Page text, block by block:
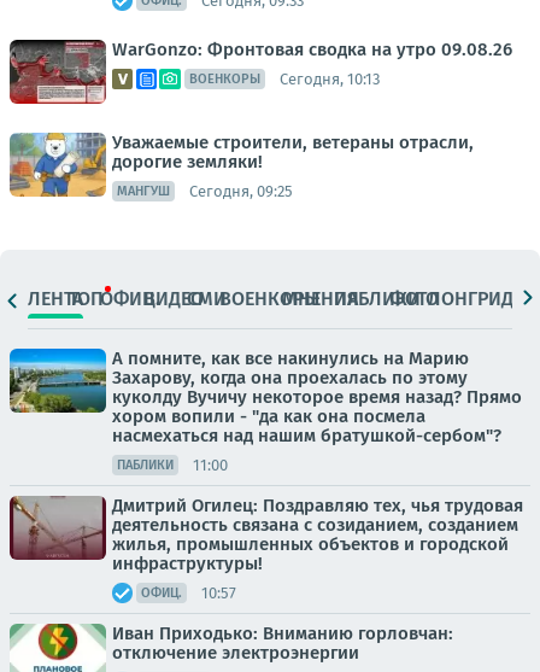
WarGonzo: Фронтовая сводка на утро 09.08.26
ВОЕНКОРЫ Сегодня, 10:13
Уважаемые строители, ветераны отрасли,
дорогие земляки!
МАНГУШ Сегодня, 09:25
ЛЕНТАТОПОФИЦ.ВИДЕОСМИВОЕНКОРЫМНЕНИЯПАБЛИКИ
ФОТОЛОНГРИДЫ
А помните, как все накинулись на Марию
Захарову, когда она проехалась по этому
куколду Вучичу некоторое время назад? Прямо
хором вопили - "да как она посмела
насмехаться над нашим братушкой-сербом"?
ПАБЛИКИ 11:00
Дмитрий Огилец: Поздравляю тех, чья трудовая
деятельность связана с созиданием, созданием
жилья, промышленных объектов и городской
инфраструктуры!
ОФИЦ. 10:57
Иван Приходько: Вниманию горловчан:
отключение электроэнергии